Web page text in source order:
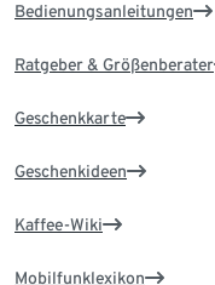
Bedienungsanleitungen
Ratgeber & Größenberater
Geschenkkarte
Geschenkideen
Kaffee-Wiki
Mobilfunklexikon